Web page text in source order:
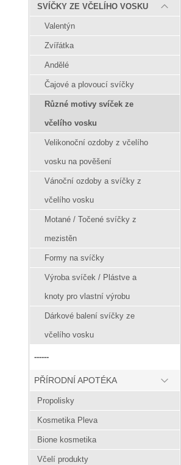
SVÍČKY ZE VČELÍHO VOSKU
Valentýn
Zvířátka
Andělé
Čajové a plovoucí svíčky
Různé motivy svíček ze
včelího vosku
Velikonoční ozdoby z včelího
vosku na pověšení
Vánoční ozdoby a svíčky z
včelího vosku
Motané / Točené svíčky z
mezistěn
Formy na svíčky
Výroba svíček / Plástve a
knoty pro vlastní výrobu
Dárkové balení svíčky ze
včelího vosku
------
PŘÍRODNÍ APOTÉKA
Propolisky
Kosmetika Pleva
Bione kosmetika
Včelí produkty